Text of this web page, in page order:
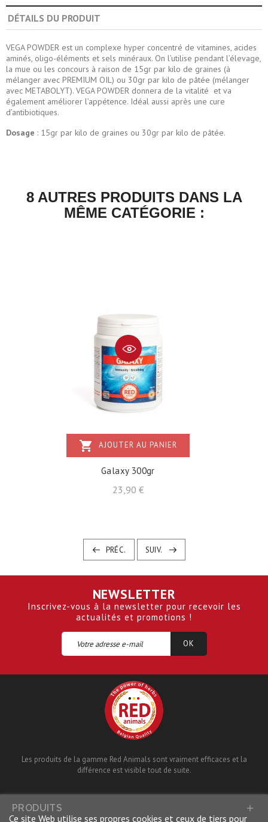
DÉTAILS DU PRODUIT
VEGA POWDER est un complexe hyper concentré de vitamines, acides
aminés, oligo-éléments et sels minéraux. On l’utilise pendant l’élevage,
la mue ou les concours à raison de 15gr par kilo de graines (à
mélanger avec PREMIUM OIL) ou 30gr par kilo de pâtée (mélanger
avec METABOLYT). VEGA POWDER donnera de la vitalité et va
également améliorer l’appétence. Idéal aussi après une cure
d’antibiotiques.
Dosage : 15gr par kilo de graines ou 30gr par kilo de pâtée.
8 AUTRES PRODUITS DANS LA
MÊME CATÉGORIE :
shopping_cart AJOUTER AU PANIER
Galaxy 300gr
23,90 €Prix
PRÉC. SUIV.
NEWSLETTER
Inscrivez-vous à la newsletter pour recevoir les
actualités et promotions !
Les produits de la gamme Red Animals sont vraiment efficaces et la
différence est visible tout de suite.
PRODUITS 
Ce site Web utilise ses propres cookies et ceux de tiers pour